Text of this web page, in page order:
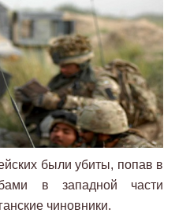
были убиты, попав в
в западной части
чиновники.